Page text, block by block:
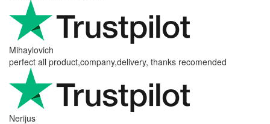
Mihaylovich
perfect all product,company,delivery, thanks recomended
Nerijus